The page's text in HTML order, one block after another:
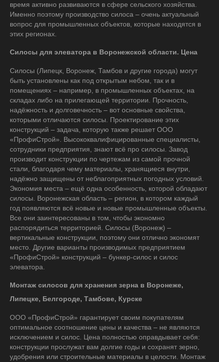
время активно развиваются в сфере сельского хозяйства.
Именно поэтому производство силоса – очень актуальный
вопрос для промышленных объектов, которые находятся в
этих регионах.
Силосы для элеватора в Воронежской области. Цена
Силосы (Липецк, Воронеж, Тамбов и другие города) могут
быть установлены как под открытым небом, так и в
помещениях – например, в промышленных объектах, на
складах либо на прилегающей территории. Прочность,
надёжность и долговечность – вот основные свойства,
которыми отличаются силосы. Проектирование этих
конструкций – задача, которую также решает ООО
«ПрофиСтрой». Высококвалифицированные специалисты,
сотрудники предприятия, знают всё про силосы. Завод
производит конструкции по чертежам из самой прочной
стали, благодаря чему материалы, хранящиеся внутри,
надёжно защищены от неблагоприятных погодных условий.
Экономия места – ещё одна особенность, которой обладают
силосы. Воронежская область – регион, в котором каждый
год появляются всё новые и новые промышленные объекты.
Все они заинтересованы в том, чтобы экономно
распорядиться территорией. Силосы (Воронеж) –
вертикальные конструкции, поэтому они отлично экономят
место. Другие варианты производимых предприятием
«ПрофиСтрой» конструкций – бункер-силос и силос
элеватора.
Монтаж силосов для хранения зерна в Воронеже,
Липецке, Белгороде, Тамбове, Курске
ООО «ПрофиСтрой» гарантирует своим покупателям
оптимальное соотношение цены и качества – не являются
исключением и силос. Цена полностью оправдывает себя:
конструкции прослужат вам долгие годы и сохранят зерно,
удобрения или строительные материалы в целости. Монтаж